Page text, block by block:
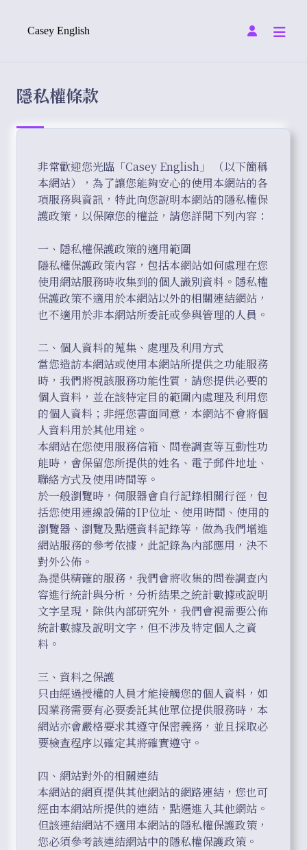
Casey English
隱私權條款
非常歡迎您光臨「Casey English」 （以下簡稱
本網站），為了讓您能夠安心的使用本網站的各
項服務與資訊，特此向您說明本網站的隱私權保
護政策，以保障您的權益，請您詳閱下列內容：
一、隱私權保護政策的適用範圍
隱私權保護政策內容，包括本網站如何處理在您
使用網站服務時收集到的個人識別資料。隱私權
保護政策不適用於本網站以外的相關連結網站，
也不適用於非本網站所委託或參與管理的人員。
二、個人資料的蒐集、處理及利用方式
當您造訪本網站或使用本網站所提供之功能服務
時，我們將視該服務功能性質，請您提供必要的
個人資料，並在該特定目的範圍內處理及利用您
的個人資料；非經您書面同意，本網站不會將個
人資料用於其他用途。
本網站在您使用服務信箱、問卷調查等互動性功
能時，會保留您所提供的姓名、電子郵件地址、
聯絡方式及使用時間等。
於一般瀏覽時，伺服器會自行記錄相關行徑，包
括您使用連線設備的IP位址、使用時間、使用的
瀏覽器、瀏覽及點選資料記錄等，做為我們增進
網站服務的參考依據，此記錄為內部應用，決不
對外公佈。
為提供精確的服務，我們會將收集的問卷調查內
容進行統計與分析，分析結果之統計數據或說明
文字呈現，除供內部研究外，我們會視需要公佈
統計數據及說明文字，但不涉及特定個人之資
料。
三、資料之保護
只由經過授權的人員才能接觸您的個人資料，如
因業務需要有必要委託其他單位提供服務時，本
網站亦會嚴格要求其遵守保密義務，並且採取必
要檢查程序以確定其將確實遵守。
四、網站對外的相關連結
本網站的網頁提供其他網站的網路連結，您也可
經由本網站所提供的連結，點選進入其他網站。
但該連結網站不適用本網站的隱私權保護政策，
您必須參考該連結網站中的隱私權保護政策。